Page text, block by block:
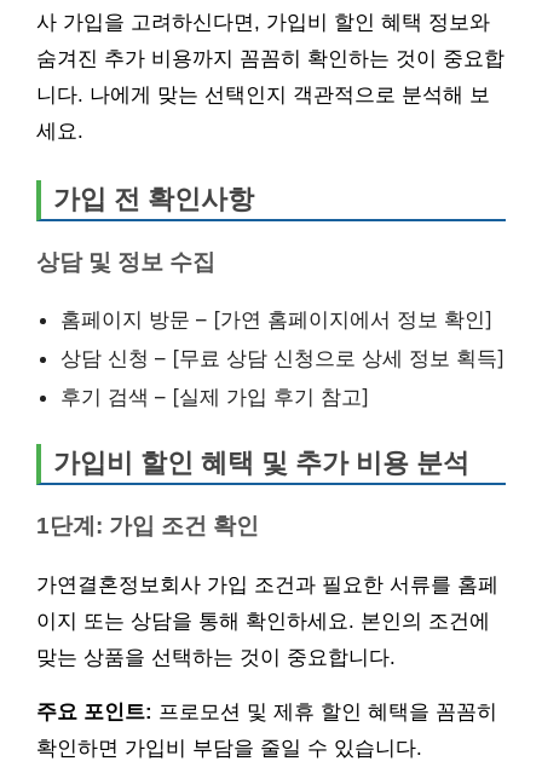
사 가입을 고려하신다면, 가입비 할인 혜택 정보와
숨겨진 추가 비용까지 꼼꼼히 확인하는 것이 중요합
니다. 나에게 맞는 선택인지 객관적으로 분석해 보
세요.
가입 전 확인사항
상담 및 정보 수집
홈페이지 방문 – [가연 홈페이지에서 정보 확인]
상담 신청 – [무료 상담 신청으로 상세 정보 획득]
후기 검색 – [실제 가입 후기 참고]
가입비 할인 혜택 및 추가 비용 분석
1단계: 가입 조건 확인
가연결혼정보회사 가입 조건과 필요한 서류를 홈페
이지 또는 상담을 통해 확인하세요. 본인의 조건에
맞는 상품을 선택하는 것이 중요합니다.
주요 포인트: 프로모션 및 제휴 할인 혜택을 꼼꼼히
확인하면 가입비 부담을 줄일 수 있습니다.